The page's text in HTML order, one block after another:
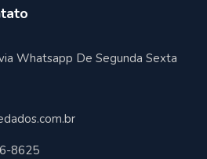
Whatsapp De Segunda Sexta
8625